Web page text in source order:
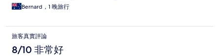
Bernard，1 晚旅行
旅客真實評論
8/10 非常好